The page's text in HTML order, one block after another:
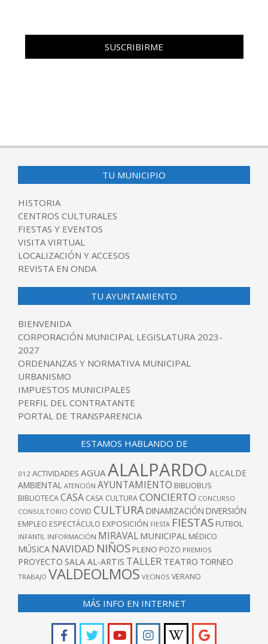
TU MUNICIPIO
HISTORIA
CENTROS CULTURALES
FIESTAS Y EVENTOS
VISITA VIRTUAL
LOCALIZACIÓN Y ACCESOS
REVISTA EN ONDA
TU AYUNTAMIENTO
BIENVENIDA
CORPORACIÓN MUNICIPAL LEGISLATURA 2023-
2027
ORDENANZAS Y NORMATIVA MUNICIPAL
URBANISMO
IMPUESTOS MUNICIPALES
PERFIL DEL CONTRATANTE
PORTAL DE TRANSPARENCIA
ESTAMOS HABLANDO DE
012 ACTIVIDADES AGUAALALPARDO ALCALDE
AMBIENTAL ATENCIÓN AYUNTAMIENTO BIBLIOBUS
BIBLIOTECACASA CASA CULTURACONCIERTO CONCURSO
CONSULTORIO COVID CULTURA DINAMIZACIÓN DIVERSIÓN
EMPLEO ESPECTÁCULO EXPOSICIÓN FIESTA FIESTAS FUTBOL
INFANTIL INFORMACIÓN MIRAVAL MUNICIPAL MÉDICO
MÚSICA NAVIDAD NIÑOS PLENO POZO PREMIOS
PROYECTO SALA AL-ARTIS TALLER TEATRO TORNEO
TRABAJO VALDEOLMOS VECINOS VERANO
MÁS INFO EN INTERNET